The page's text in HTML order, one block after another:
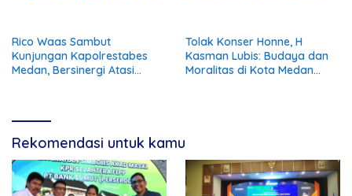
Rico Waas Sambut
Kunjungan Kapolrestabes
Medan, Bersinergi Atasi
Tolak Konser Honne, H
Kasman Lubis: Budaya dan
Moralitas di Kota Medan
Rekomendasi untuk kamu